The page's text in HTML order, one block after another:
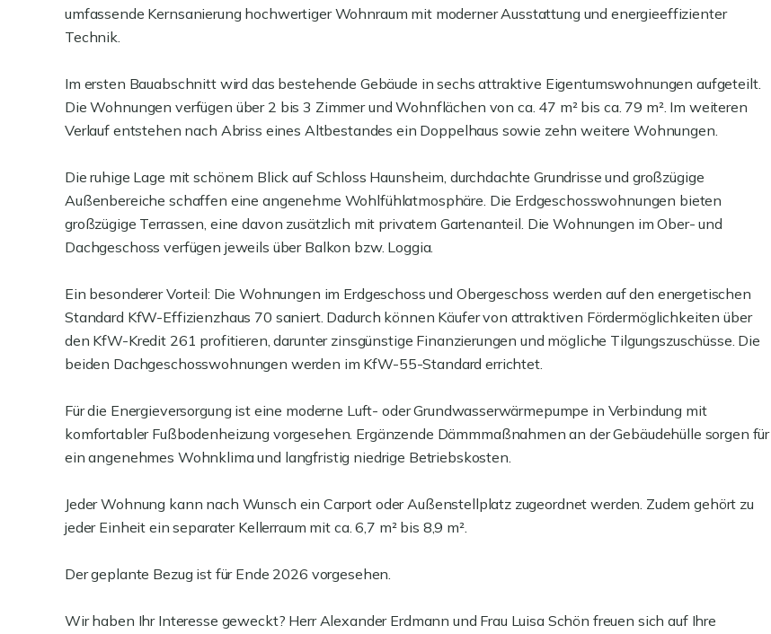
umfassende Kernsanierung hochwertiger Wohnraum mit moderner Ausstattung und energieeffizienter
Technik.
Im ersten Bauabschnitt wird das bestehende Gebäude in sechs attraktive Eigentumswohnungen aufgeteilt.
Die Wohnungen verfügen über 2 bis 3 Zimmer und Wohnflächen von ca. 47 m² bis ca. 79 m². Im weiteren
Verlauf entstehen nach Abriss eines Altbestandes ein Doppelhaus sowie zehn weitere Wohnungen.
Die ruhige Lage mit schönem Blick auf Schloss Haunsheim, durchdachte Grundrisse und großzügige
Außenbereiche schaffen eine angenehme Wohlfühlatmosphäre. Die Erdgeschosswohnungen bieten
großzügige Terrassen, eine davon zusätzlich mit privatem Gartenanteil. Die Wohnungen im Ober- und
Dachgeschoss verfügen jeweils über Balkon bzw. Loggia.
Ein besonderer Vorteil: Die Wohnungen im Erdgeschoss und Obergeschoss werden auf den energetischen
Standard KfW-Effizienzhaus 70 saniert. Dadurch können Käufer von attraktiven Fördermöglichkeiten über
den KfW-Kredit 261 profitieren, darunter zinsgünstige Finanzierungen und mögliche Tilgungszuschüsse. Die
beiden Dachgeschosswohnungen werden im KfW-55-Standard errichtet.
Für die Energieversorgung ist eine moderne Luft- oder Grundwasserwärmepumpe in Verbindung mit
komfortabler Fußbodenheizung vorgesehen. Ergänzende Dämmmaßnahmen an der Gebäudehülle sorgen für
ein angenehmes Wohnklima und langfristig niedrige Betriebskosten.
Jeder Wohnung kann nach Wunsch ein Carport oder Außenstellplatz zugeordnet werden. Zudem gehört zu
jeder Einheit ein separater Kellerraum mit ca. 6,7 m² bis 8,9 m².
Der geplante Bezug ist für Ende 2026 vorgesehen.
Wir haben Ihr Interesse geweckt? Herr Alexander Erdmann und Frau Luisa Schön freuen sich auf Ihre